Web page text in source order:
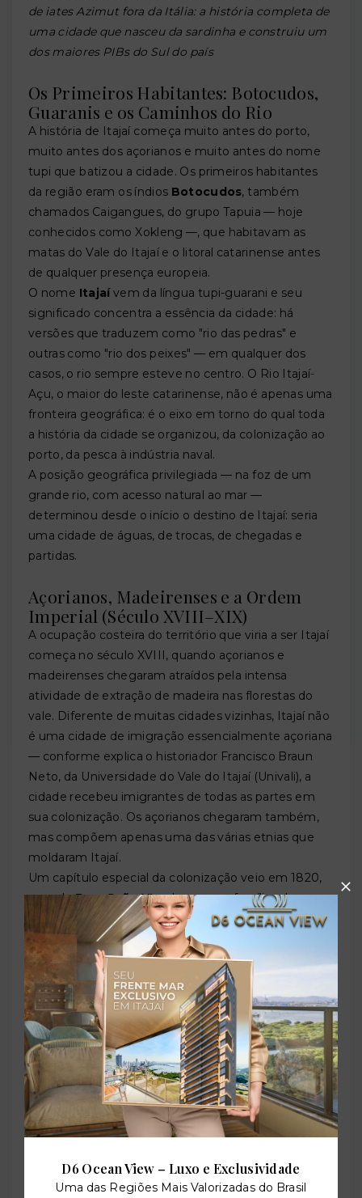
de iates Azimut fora da Itália: a história completa de
uma cidade que nasceu da sardinha e construiu um
dos maiores PIBs do Sul do país
Os Primeiros Habitantes: Botocudos,
Guaranis e os Caminhos do Rio
A história de Itajaí começa muito antes do porto,
muito antes dos açorianos e muito antes do nome
tupi que batizou a cidade. Os primeiros habitantes
da região eram os índios Botocudos, também
chamados Caigangues, do grupo Tapuia — hoje
conhecidos como Xokleng —, que habitavam as
matas do Vale do Itajaí e o litoral catarinense antes
de qualquer presença europeia.
O nome Itajaívem da língua tupi-guarani e seu
significado concentra a essência da cidade: há
versões que traduzem como "rio das pedras" e
outras como "rio dos peixes" — em qualquer dos
casos, o rio sempre esteve no centro. O Rio Itajaí-
Açu, o maior do leste catarinense, não é apenas uma
fronteira geográfica: é o eixo em torno do qual toda
a história da cidade se organizou, da colonização ao
porto, da pesca à indústria naval.
A posição geográfica privilegiada — na foz de um
grande rio, com acesso natural ao mar —
determinou desde o início o destino de Itajaí: seria
uma cidade de águas, de trocas, de chegadas e
partidas.
Açorianos, Madeirenses e a Ordem
Imperial (Século XVIII–XIX)
A ocupação costeira do território que viria a ser Itajaí
começa no século XVIII, quando açorianos e
madeirenses chegaram atraídos pela intensa
atividade de extração de madeira nas florestas do
vale. Diferente de muitas cidades vizinhas, Itajaí não
é uma cidade de imigração essencialmente açoriana
— conforme explica o historiador Francisco Braun
Neto, da Universidade do Vale do Itajaí (Univali), a
cidade recebeu imigrantes de todas as partes em
sua colonização. Os açorianos chegaram também,
mas compõem apenas uma das várias etnias que
moldaram Itajaí.
Um capítulo especial da colonização veio em 1820,
quandoDom João VIordenou que famílias de
pescadores da vila portuguesa deEriceira— uma
das mais antigas e tradicionais comunidades
pesqueiras de Portugal — atravessassem o Atlântico
para se fixar no litoral catarinense. Esses pescadores
portugueses trouxeram consigo técnicas, saberes
do mar e uma cultura que até hoje se manifesta na
gastronomia, nas festas e na identidade de Itajaí.
Em 1824, o portuguêsAgostinho Alves Ramos
ergueu uma capela no povoado, estabelecendo o
marco fundador do núcleo urbano. Àquela época, a
margem direita do Rio Itajaí-Açu já abrigava uma
comunidade diversificada, com pescadores,
comerciantes e agricultores que faziam da foz do rio
o coração de suas atividades.
D6 Ocean View – Luxo e Exclusividade
Uma das Regiões Mais Valorizadas do Brasil